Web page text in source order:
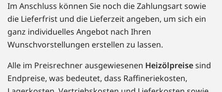
Im Anschluss können Sie noch die Zahlungsart sowie
die Lieferfrist und die Lieferzeit angeben, um sich ein
ganz individuelles Angebot nach Ihren
Wunschvorstellungen erstellen zu lassen.
Alle im Preisrechner ausgewiesenen Heizölpreisesind
Endpreise, was bedeutet, dass Raffineriekosten,